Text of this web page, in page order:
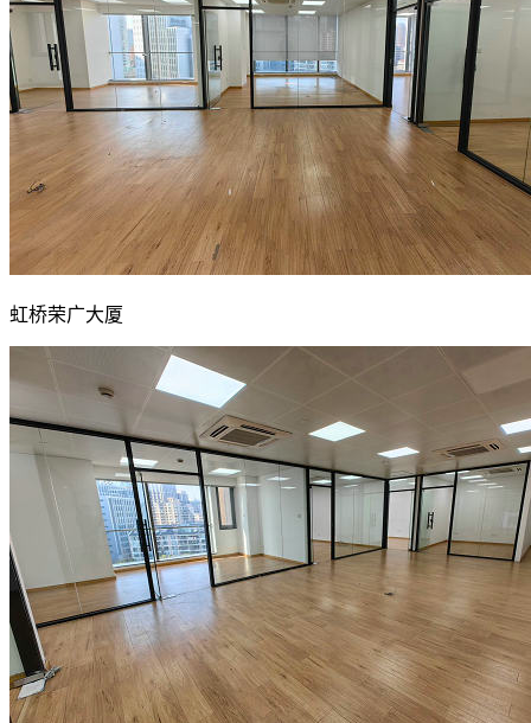
虹桥荣广大厦